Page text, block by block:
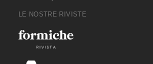
LE NOSTRE RIVISTE